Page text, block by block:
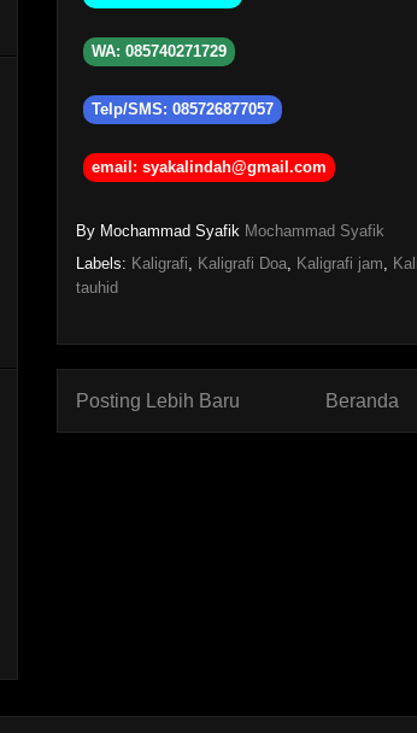
WA: 085740271729
Telp/SMS: 085726877057
email: syakalindah@gmail.com
By Mochammad Syafik Mochammad Syafik
Labels: Kaligrafi, Kaligrafi Doa, Kaligrafi jam,
tauhid
Posting Lebih Baru Beranda